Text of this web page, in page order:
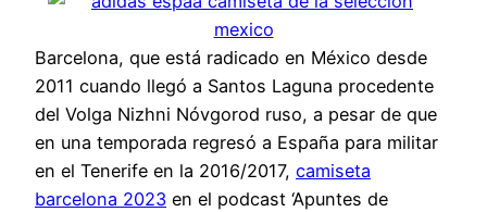
Barcelona, que está radicado en México desde
2011 cuando llegó a Santos Laguna procedente
del Volga Nizhni Nóvgorod ruso, a pesar de que
en una temporada regresó a España para militar
en el Tenerife en la 2016/2017, camiseta
barcelona 2023 en el podcast ‘Apuntes de